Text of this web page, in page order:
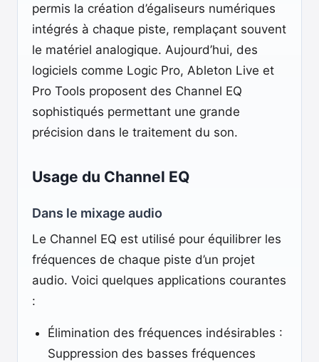
permis la création d’égaliseurs numériques
intégrés à chaque piste, remplaçant souvent
le matériel analogique. Aujourd’hui, des
logiciels comme Logic Pro, Ableton Live et
Pro Tools proposent des Channel EQ
sophistiqués permettant une grande
précision dans le traitement du son.
Usage du Channel EQ
Dans le mixage audio
Le Channel EQ est utilisé pour équilibrer les
fréquences de chaque piste d’un projet
audio. Voici quelques applications courantes
:
Élimination des fréquences indésirables :
Suppression des basses fréquences